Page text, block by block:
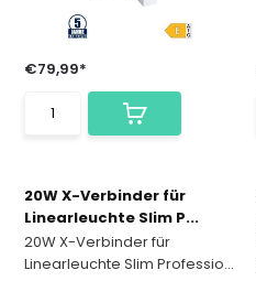
€79,99*
20W X-Verbinder für
Linearleuchte Slim P...
20W X-Verbinder für
Linearleuchte Slim Professio...